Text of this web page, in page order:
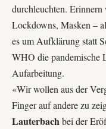
durchleuchten.
Lockdowns, Masken –
es um Aufklärung statt
WHO die pandemische
Aufarbeitung.
«Wir wollen aus der
Finger auf andere zu
Lauterbachbei der